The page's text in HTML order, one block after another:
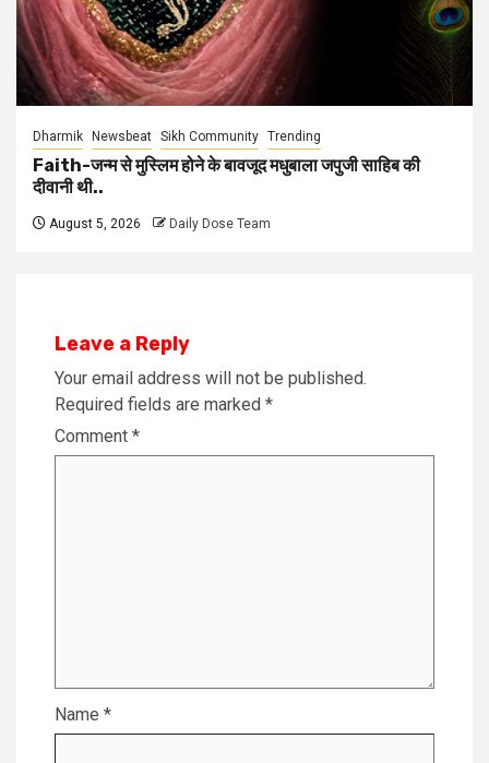
Dharmik Newsbeat Sikh Community Trending
Faith-जन्म से मुस्लिम होने के बावजूद मधुबाला जपुजी साहिब की
दीवानी थी..
August 5, 2026 Daily Dose Team
Leave a Reply
Your email address will not be published.
Required fields are marked *
Comment *
Name *